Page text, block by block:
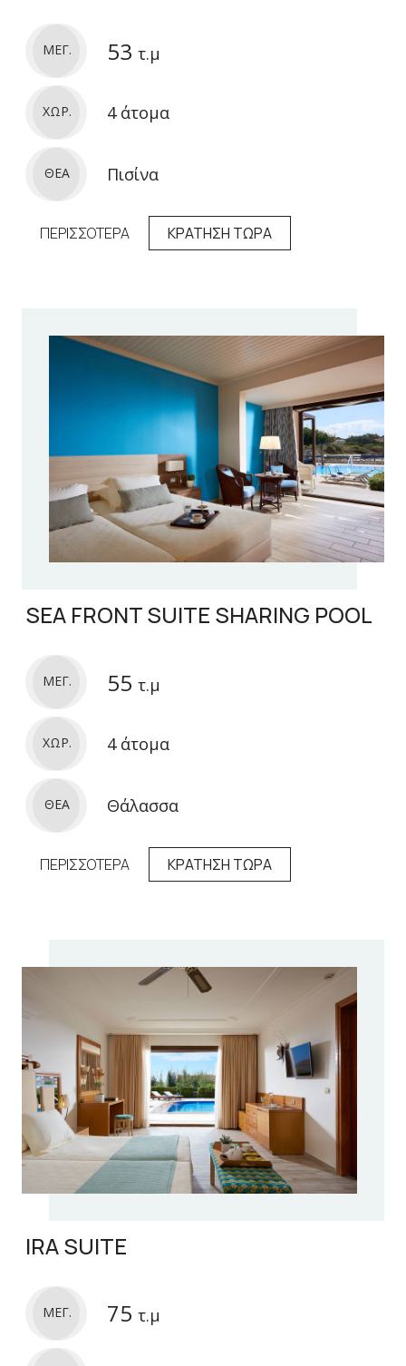
ΜΕΓ. 53 τ.μ
ΧΩΡ. 4 άτομα
ΘΕΑ Πισίνα
ΠΕΡΙΣΣΟΤΕΡΑ ΚΡΑΤΗΣΗ ΤΩΡΑ
SEA FRONT SUITE SHARING POOL
ΜΕΓ. 55 τ.μ
ΧΩΡ. 4 άτομα
ΘΕΑ Θάλασσα
ΠΕΡΙΣΣΟΤΕΡΑ ΚΡΑΤΗΣΗ ΤΩΡΑ
IRA SUITE
ΜΕΓ. 75 τ.μ